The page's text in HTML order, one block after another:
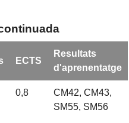
ECTS
Resultats
d'aprenentatge
0,8
CM42, CM43,
SM55, SM56